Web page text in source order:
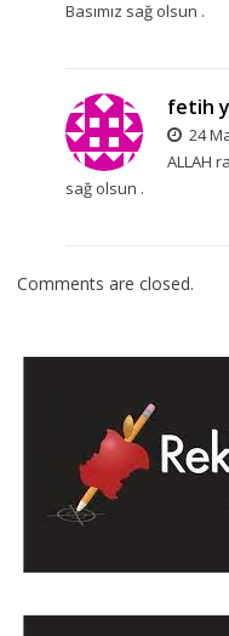
Basımız sağ olsun .
fetih
24
ALLAH
sağ olsun .
Comments are closed.